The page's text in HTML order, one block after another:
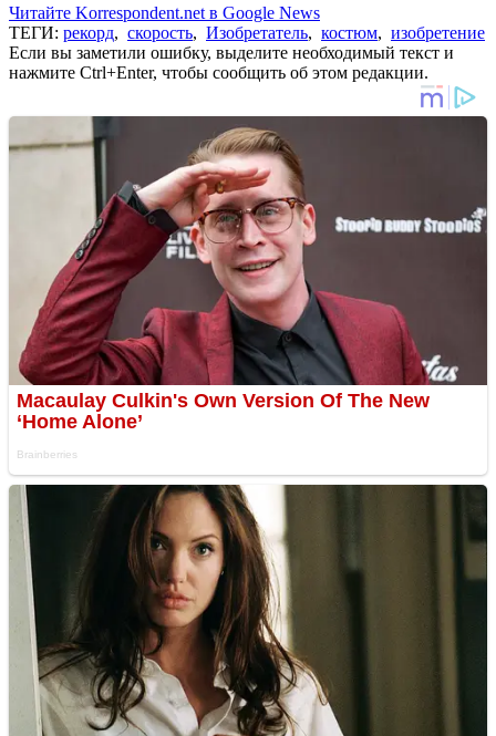
Читайте Korrespondent.net в Google News
ТЕГИ: рекорд, скорость, Изобретатель, костюм, изобретение
Если вы заметили ошибку, выделите необходимый текст и
нажмите Ctrl+Enter, чтобы сообщить об этом редакции.